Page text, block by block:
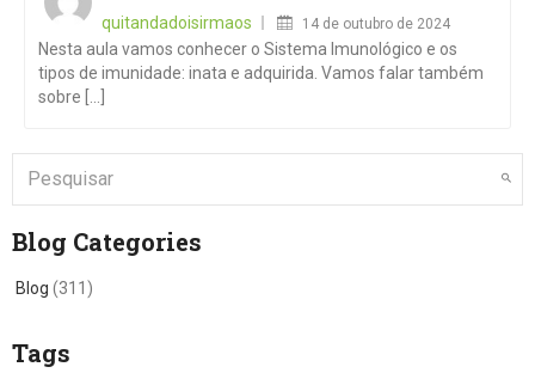
quitandadoisirmaos
14 de outubro de 2024
Nesta aula vamos conhecer o Sistema Imunológico e os
tipos de imunidade: inata e adquirida. Vamos falar também
sobre [...]
Blog Categories
Blog (311)
Tags